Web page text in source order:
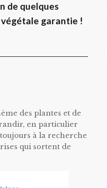
de quelques
végétale garantie !
des plantes et de
en particulier
à la recherche
qui sortent de